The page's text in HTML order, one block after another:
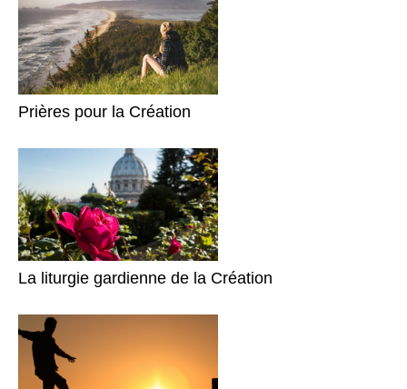
Prières pour la Création
La liturgie gardienne de la Création